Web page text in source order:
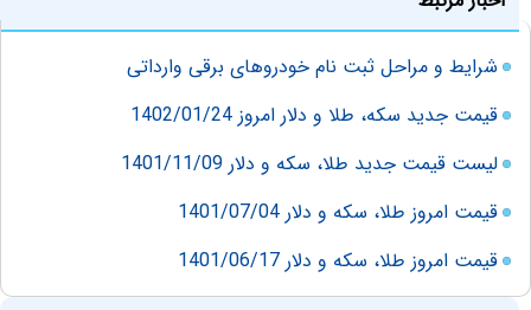
شرایط و مراحل ثبت نام خودروهای برقی وارداتی
قیمت جدید سکه، طلا و دلار امروز 1402/01/24
لیست قیمت جدید طلا، سکه و دلار 1401/11/09
قیمت امروز طلا، سکه و دلار 1401/07/04
قیمت امروز طلا، سکه و دلار 1401/06/17